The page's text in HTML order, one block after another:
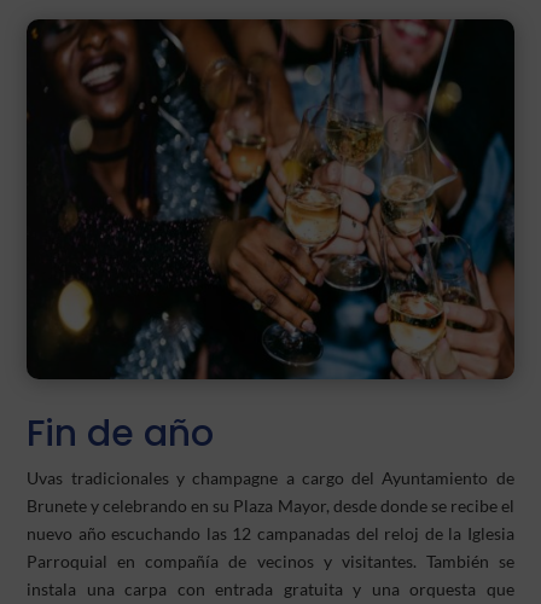
Fin de año
Uvas tradicionales y champagne a cargo del Ayuntamiento de
Brunete y celebrando en su Plaza Mayor, desde donde se recibe el
nuevo año escuchando las 12 campanadas del reloj de la Iglesia
Parroquial en compañía de vecinos y visitantes. También se
instala una carpa con entrada gratuita y una orquesta que